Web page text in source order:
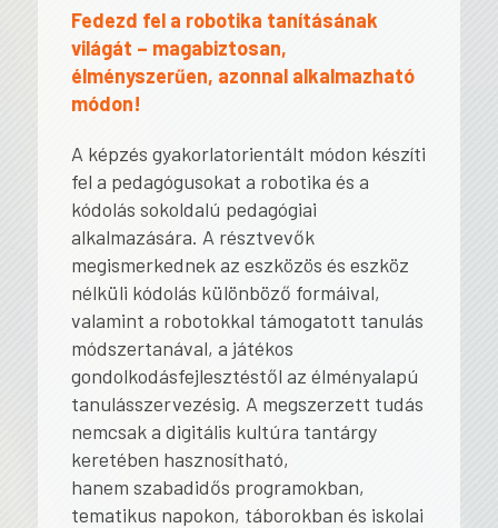
Fedezd fel a robotika tanításának
világát – magabiztosan,
élményszerűen, azonnal alkalmazható
módon!
A képzés gyakorlatorientált módon készíti
fel a pedagógusokat a robotika és a
kódolás sokoldalú pedagógiai
alkalmazására. A résztvevők
megismerkednek az eszközös és eszköz
nélküli kódolás különböző formáival,
valamint a robotokkal támogatott tanulás
módszertanával, a játékos
gondolkodásfejlesztéstől az élményalapú
tanulásszervezésig. A megszerzett tudás
nemcsak a digitális kultúra tantárgy
keretében hasznosítható,
hanem szabadidős programokban,
tematikus napokon, táborokban és iskolai